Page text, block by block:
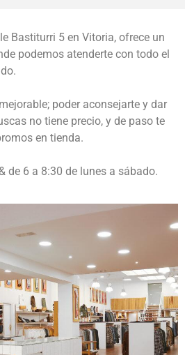
Bastiturri 5 en Vitoria, ofrece un
podemos atenderte con todo el
poder aconsejarte y dar
no tiene precio, y de paso te
en tienda.
de 6 a 8:30 de lunes a sábado.